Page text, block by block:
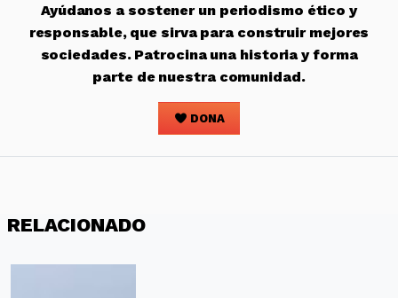
Ayúdanos a sostener un periodismo ético y
responsable, que sirva para construir mejores
sociedades. Patrocina una historia y forma
parte de nuestra comunidad.
DONA
RELACIONADO